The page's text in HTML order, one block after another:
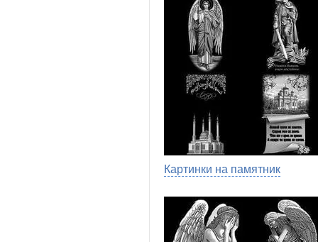
Картинки на памятник